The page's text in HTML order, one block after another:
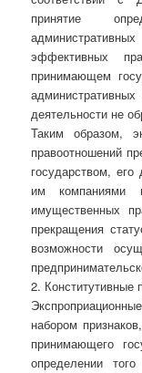
принятие
эффективных
принимающем
деятельности не
Таким образом,
правоотношений
государством,
им компаниями
имущественных
прекращения
возможности
2. Конститутивные
набором
принимающего
определении